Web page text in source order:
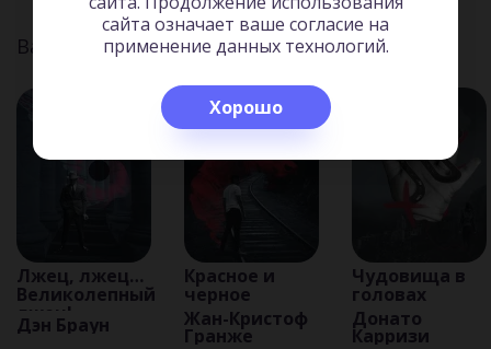
Вас может заинтересовать:
Лжец, лжец…
Великолепный
лжец!
Дэн Браун
Красное и
черное
Жан-Кристоф
Гранже
Чудовища в
головах
Донато
Карризи
сайта означает ваше согласие на
применение данных технологий.
Хорошо